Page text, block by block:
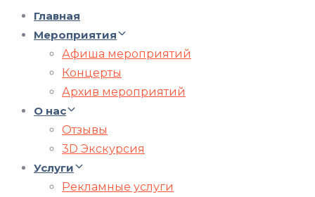
Главная
Мероприятия
Афиша мероприятий
Концерты
Архив мероприятий
О нас
Отзывы
3D Экскурсия
Услуги
Рекламные услуги